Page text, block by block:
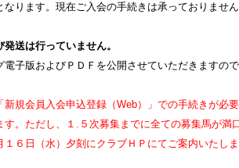
ります。現在ご入会の手続きは承っておりません
送は行っていません。
子版およびＰＤＦを公開させていただきますの
規会員入会申込登録（Web）」での手続きが必
。ただし、１.５次募集までに全ての募集馬が満
６日（水）夕刻にクラブＨＰにてご案内いたしま